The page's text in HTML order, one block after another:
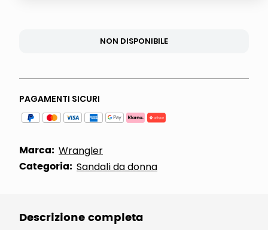
NON DISPONIBILE
PAGAMENTI SICURI
Marca: Wrangler
Categoria: Sandali da donna
Descrizione completa